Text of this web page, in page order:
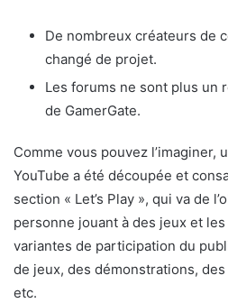
De nombreux créateurs de
changé de projet.
Les forums ne sont plus un
de GamerGate.
Comme vous pouvez l’imaginer,
YouTube a été découpée et
section « Let’s Play », qui va de
personne jouant à des jeux et
variantes de participation du
de jeux, des démonstrations,
etc.